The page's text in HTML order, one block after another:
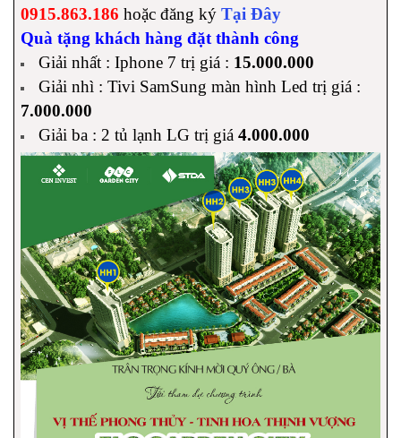
0915.863.186 hoặc đăng ký Tại Đây
Quà tặng khách hàng đặt thành công
Giải nhất : Iphone 7 trị giá : 15.000.000
Giải nhì : Tivi SamSung màn hình Led trị giá :
7.000.000
Giải ba : 2 tủ lạnh LG trị giá 4.000.000